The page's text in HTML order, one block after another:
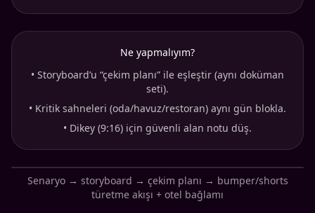
Ne yapmalıyım?
• Storyboard’u “çekim planı” ile eşleştir (aynı doküman
seti).
• Kritik sahneleri (oda/havuz/restoran) aynı gün blokla.
• Dikey (9:16) için güvenli alan notu düş.
Senaryo → storyboard → çekim planı → bumper/shorts
türetme akışı + otel bağlamı